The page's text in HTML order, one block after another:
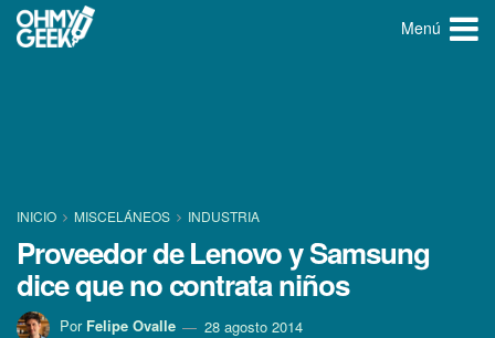
Menú
INICIO MISCELÁNEOS INDUSTRIA
Proveedor de Lenovo y Samsung
dice que no contrata niños
Por Felipe Ovalle 28 agosto 2014